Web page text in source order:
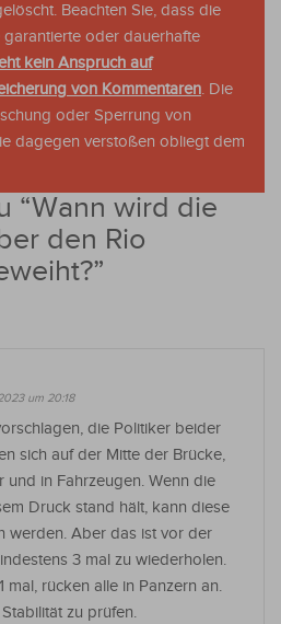
Beachten Sie, dass die
oder dauerhafte
kein Anspruch auf
von Kommentaren. Die
oder Sperrung von
dagegen verstoßen obliegt dem
“Wann wird die
den Rio
”
um 20:18
die Politiker beider
sich auf der Mitte der Brücke,
und in Fahrzeugen. Wenn die
Druck stand hält, kann diese
werden. Aber das ist vor der
3 mal zu wiederholen.
mal, rücken alle in Panzern an.
zu prüfen.